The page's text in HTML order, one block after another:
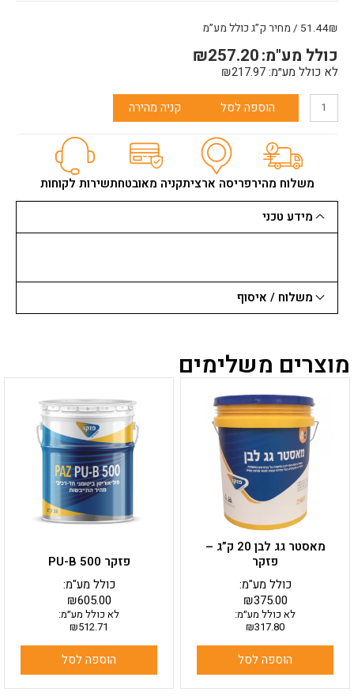
51.44₪ / מחיר ק”ג כולל מע”מ
₪257.20כולל מע"מ:
לא כולל מע״מ: ₪217.97
הוספה לסל קניה מהירה
משלוח מהירפריסה ארציתקניה מאובטחתשירות לקוחות
מידע טכני
משלוח / איסוף
מוצרים משלימים
מאסטר גג לבן 20 ק”ג –
פזקר
₪375.00
כולל מע"מ:
לא כולל מע״מ:
₪317.80
הוספה לסל
פזקר PU-B 500
₪605.00
כולל מע"מ:
לא כולל מע״מ:
₪512.71
הוספה לסל